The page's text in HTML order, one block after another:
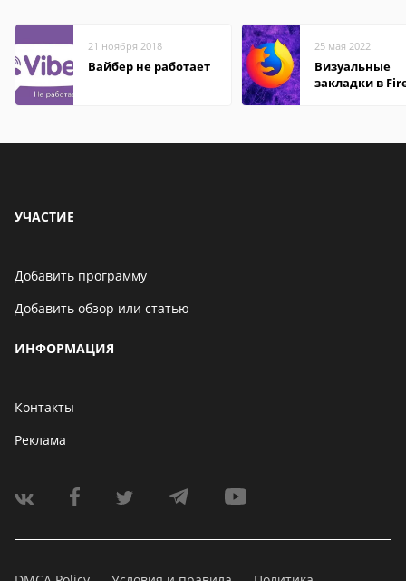
21 ноября 2018
Вайбер не работает
25 мая 2022
Визуальные
закладки в
УЧАСТИЕ
Добавить программу
Добавить обзор или статью
ИНФОРМАЦИЯ
Контакты
Реклама